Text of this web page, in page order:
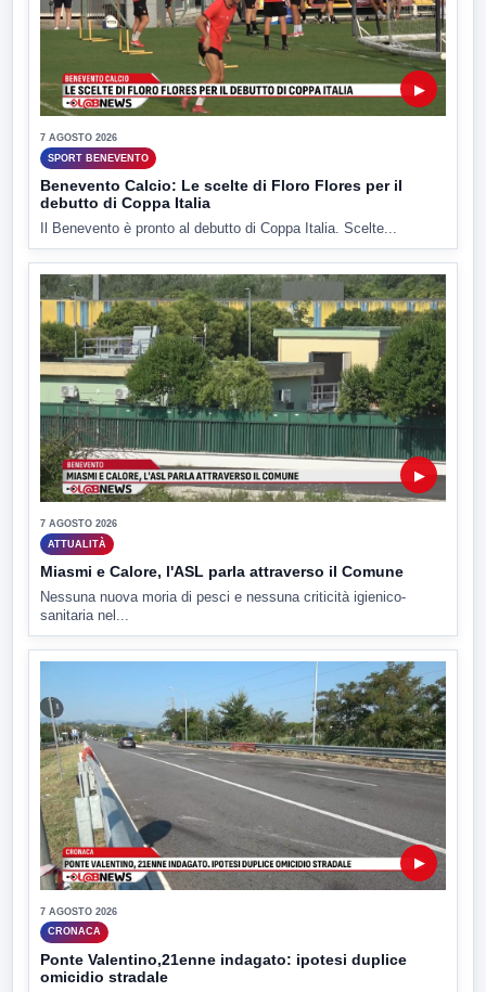
▶
7 AGOSTO 2026
SPORT BENEVENTO
Benevento Calcio: Le scelte di Floro Flores per il
debutto di Coppa Italia
Il Benevento è pronto al debutto di Coppa Italia. Scelte...
▶
7 AGOSTO 2026
ATTUALITÀ
Miasmi e Calore, l'ASL parla attraverso il Comune
Nessuna nuova moria di pesci e nessuna criticità igienico-
sanitaria nel...
▶
7 AGOSTO 2026
CRONACA
Ponte Valentino,21enne indagato: ipotesi duplice
omicidio stradale